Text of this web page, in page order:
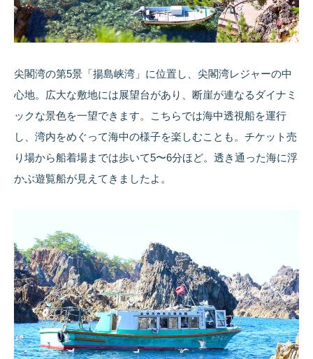
尖閣湾の第5景「揚島峡湾」に位置し、尖閣湾レジャーの中
心地。広大な敷地には展望台があり、断崖が連なるダイナミ
ックな景色を一望できます。こちらでは海中透視船を運行
し、湾内をめぐって海中の様子を楽しむことも。チケット売
り場から船着場までは歩いて5〜6分ほど。透き通った海に浮
かぶ遊覧船が見えてきましたよ。